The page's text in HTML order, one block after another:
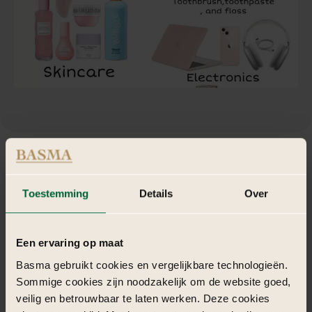
Toestemming Details Over
Een ervaring op maat
Basma gebruikt cookies en vergelijkbare technologieën.
Sommige cookies zijn noodzakelijk om de website goed,
veilig en betrouwbaar te laten werken. Deze cookies